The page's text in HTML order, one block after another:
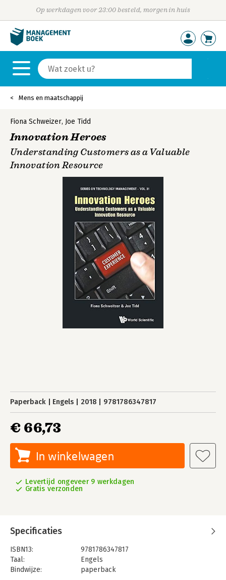
Op werkdagen voor 23:00 besteld, morgen in huis
Mens en maatschappij
Fiona Schweizer, Joe Tidd
Innovation Heroes
Understanding Customers as a Valuable
Innovation Resource
Paperback Engels 2018 9781786347817
€ 66,73
In winkelwagen
Levertijd ongeveer 9 werkdagen
Gratis verzonden
Specificaties
ISBN13:
9781786347817
Taal:
Engels
Bindwijze:
paperback